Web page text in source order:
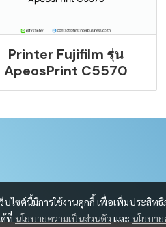
Printer Fujifilm รุ่น
ApeosPrint C5570
บไซต์นี้มีการใช้งานคุกกี้ เพื่อเพิ่มประสิท
ที่ นโยบายความเป็นส่วนตัว และ นโยบา